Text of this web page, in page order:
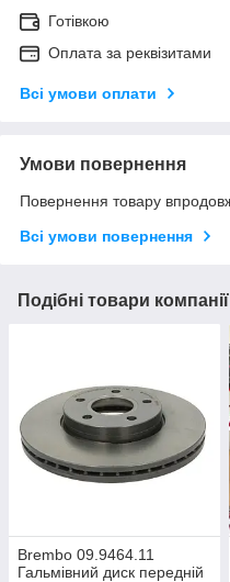
Готівкою
Оплата за реквізитами
Всі умови оплати
Умови повернення
Повернення товару
Всі умови повернення
Подібні товари компанії
Brembo 09.9464.11
Гальмівний диск передній